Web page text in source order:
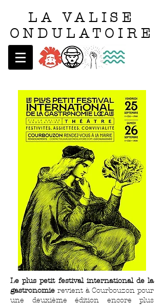
LA VALISE
ONDULATOIRE
Le plus petit festival international de la
gastronomie revient à Courbouzon pour
une deuxième édition encore plus